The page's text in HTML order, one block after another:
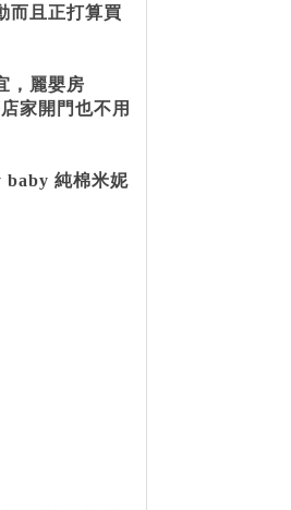
而且正打算買
，麗嬰房
家開門也不用
baby 純棉米妮